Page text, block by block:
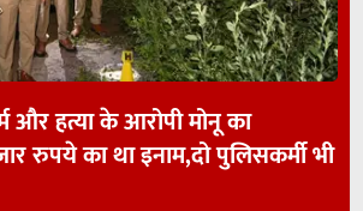
और हत्या के आरोपी मोनू का
रुपये का था इनाम,दो पुलिसकर्मी भी